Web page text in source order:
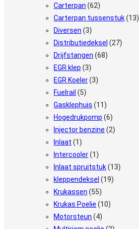
Carterpan (62)
Carterpan tussenstuk(13)
Diversen (3)
Distributiedeksel (27)
Drijfstangen (68)
EGR klep (3)
EGR Koeler(3)
Fuelrail (5)
Gasklephuis (11)
Hogedrukpomp (6)
Injector benzine (2)
Inlaat (1)
Intercooler(1)
Inlaat spruitstuk(13)
kleppendeksel (19)
Krukassen (55)
Krukas Poelie (10)
Motorsteun (4)